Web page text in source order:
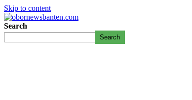
Skip to content
Search
Search